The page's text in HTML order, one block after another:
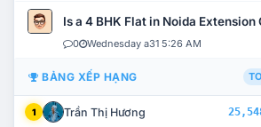
Is a 4 BHK Flat in Noida Extension
0 Wednesday a31 5:26 AM
BẢNG XẾP HẠNG
1 Trần Thị Hương